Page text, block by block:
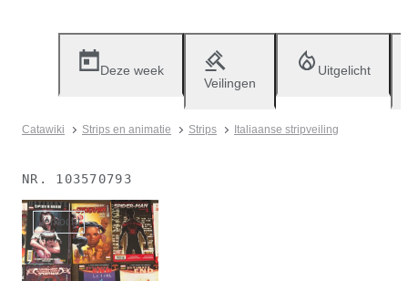
Deze week
Veilingen
Uitgelicht
Catawiki Strips en animatie Strips Italiaanse stripveiling
NR. 103570793
Verkocht